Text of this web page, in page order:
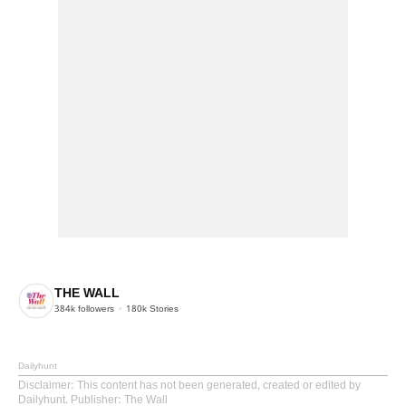
THE WALL
384k followers 180k Stories
Dailyhunt
Disclaimer: This content has not been generated, created or edited by
Dailyhunt. Publisher: The Wall